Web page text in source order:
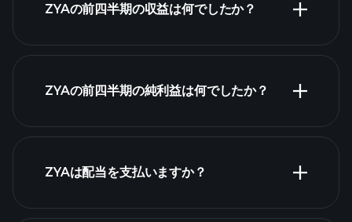
ZYAの
ZYAの前四半期の収益は何でしたか？
ZYAの前四半期の純利益は何でしたか？
ZYAは配当を支払いますか？